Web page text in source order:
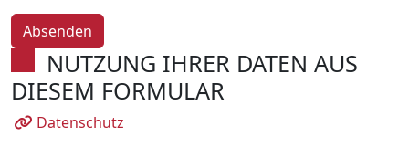
Absenden
NUTZUNG IHRER DATEN AUS
DIESEM FORMULAR
Datenschutz